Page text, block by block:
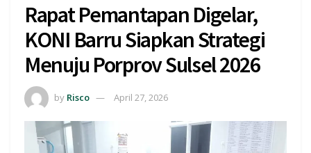
Rapat Pemantapan Digelar,
KONI Barru Siapkan Strategi
Menuju Porprov Sulsel 2026
by Risco April 27, 2026